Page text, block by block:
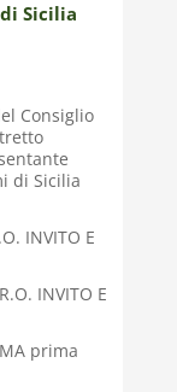
Sicilia
Consiglio
di Sicilia
INVITO E
INVITO E
prima